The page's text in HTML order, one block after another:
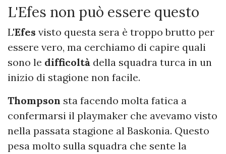
L'Efes non può essere questo
L'Efes visto questa sera è troppo brutto per
essere vero, ma cerchiamo di capire quali
sono le difficoltà della squadra turca in un
inizio di stagione non facile.
Thompson sta facendo molta fatica a
confermarsi il playmaker che avevamo visto
nella passata stagione al Baskonia. Questo
pesa molto sulla squadra che sente la